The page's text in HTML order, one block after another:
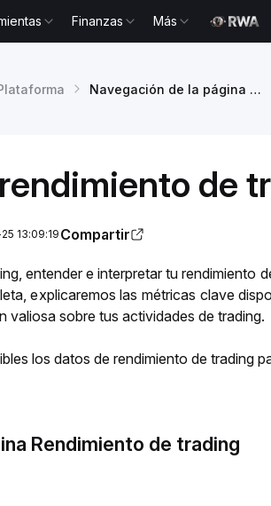
Finanzas Más
Navegación de la página de activos
de
13:09:19 Compartir
entender e interpretar tu
explicaremos las métricas clave
valiosa sobre tus actividades de trading.
los datos de rendimiento de trading
Rendimiento de trading